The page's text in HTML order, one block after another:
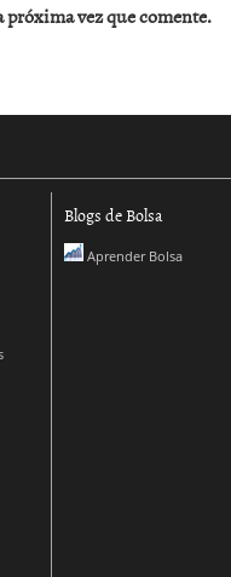
vez que comente.
Blogs de Bolsa
Aprender Bolsa